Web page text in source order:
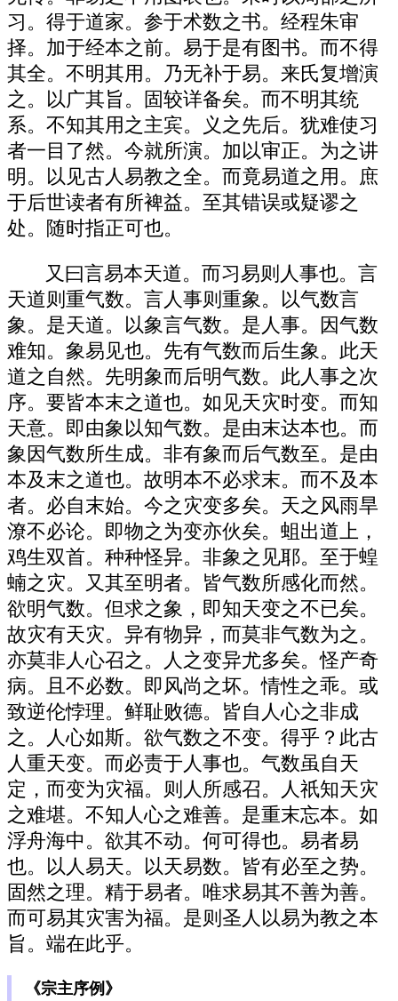
习。得于道家。参于术数之书。经程朱审
择。加于经本之前。易于是有图书。而不得
其全。不明其用。乃无补于易。来氏复增演
之。以广其旨。固较详备矣。而不明其统
系。不知其用之主宾。义之先后。犹难使习
者一目了然。今就所演。加以审正。为之讲
明。以见古人易教之全。而竟易道之用。庶
于后世读者有所裨益。至其错误或疑谬之
处。随时指正可也。
又曰言易本天道。而习易则人事也。言
天道则重气数。言人事则重象。以气数言
象。是天道。以象言气数。是人事。因气数
难知。象易见也。先有气数而后生象。此天
道之自然。先明象而后明气数。此人事之次
序。要皆本末之道也。如见天灾时变。而知
天意。即由象以知气数。是由末达本也。而
象因气数所生成。非有象而后气数至。是由
本及末之道也。故明本不必求末。而不及本
者。必自末始。今之灾变多矣。天之风雨旱
潦不必论。即物之为变亦伙矣。蛆出道上，
鸡生双首。种种怪异。非象之见耶。至于蝗
蝻之灾。又其至明者。皆气数所感化而然。
欲明气数。但求之象，即知天变之不已矣。
故灾有天灾。异有物异，而莫非气数为之。
亦莫非人心召之。人之变异尤多矣。怪产奇
病。且不必数。即风尚之坏。情性之乖。或
致逆伦悖理。鲜耻败德。皆自人心之非成
之。人心如斯。欲气数之不变。得乎？此古
人重天变。而必责于人事也。气数虽自天
定，而变为灾福。则人所感召。人祇知天灾
之难堪。不知人心之难善。是重末忘本。如
浮舟海中。欲其不动。何可得也。易者易
也。以人易天。以天易数。皆有必至之势。
固然之理。精于易者。唯求易其不善为善。
而可易其灾害为福。是则圣人以易为教之本
旨。端在此乎。
《宗主序例》